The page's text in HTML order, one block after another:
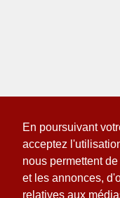
En poursuivant
acceptez
nous permettent
et les annonces,
relatives aux